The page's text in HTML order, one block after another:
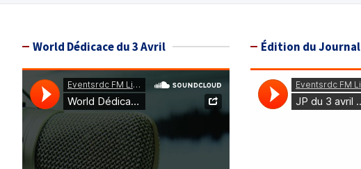
World Dédicace du 3 Avril Édition du Journal